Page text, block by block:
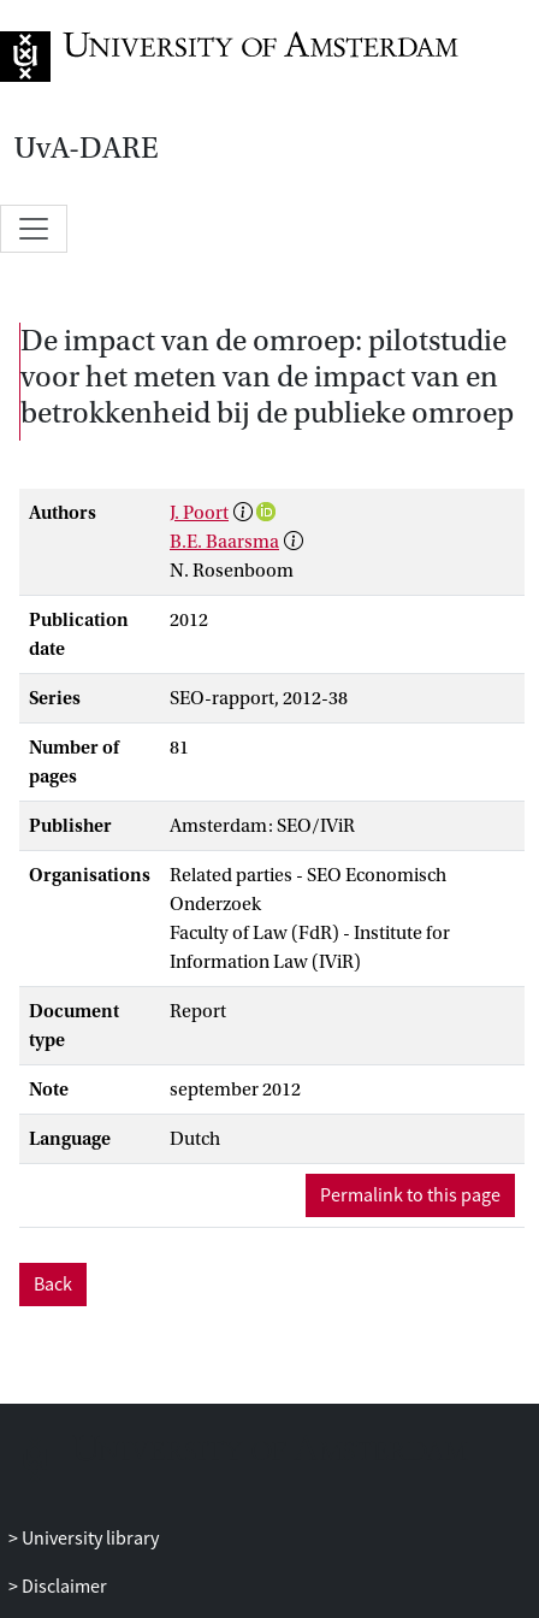
UvA-DARE
De impact van de omroep: pilotstudie
voor het meten van de impact van en
betrokkenheid bij de publieke omroep
Authors
J. Poort
B.E. Baarsma
N. Rosenboom
Publication
date
2012
Series SEO-rapport, 2012-38
Number of
pages
81
Publisher Amsterdam: SEO/IViR
Organisations
Related parties - SEO Economisch
Onderzoek
Faculty of Law (FdR) - Institute for
Information Law (IViR)
Document
type
Report
Note september 2012
Language Dutch
Permalink to this page
Back
University library
Disclaimer